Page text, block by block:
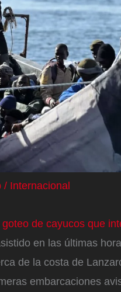
/ Internacional
de cayucos que
en las últimas
de la costa de
embarcaciones